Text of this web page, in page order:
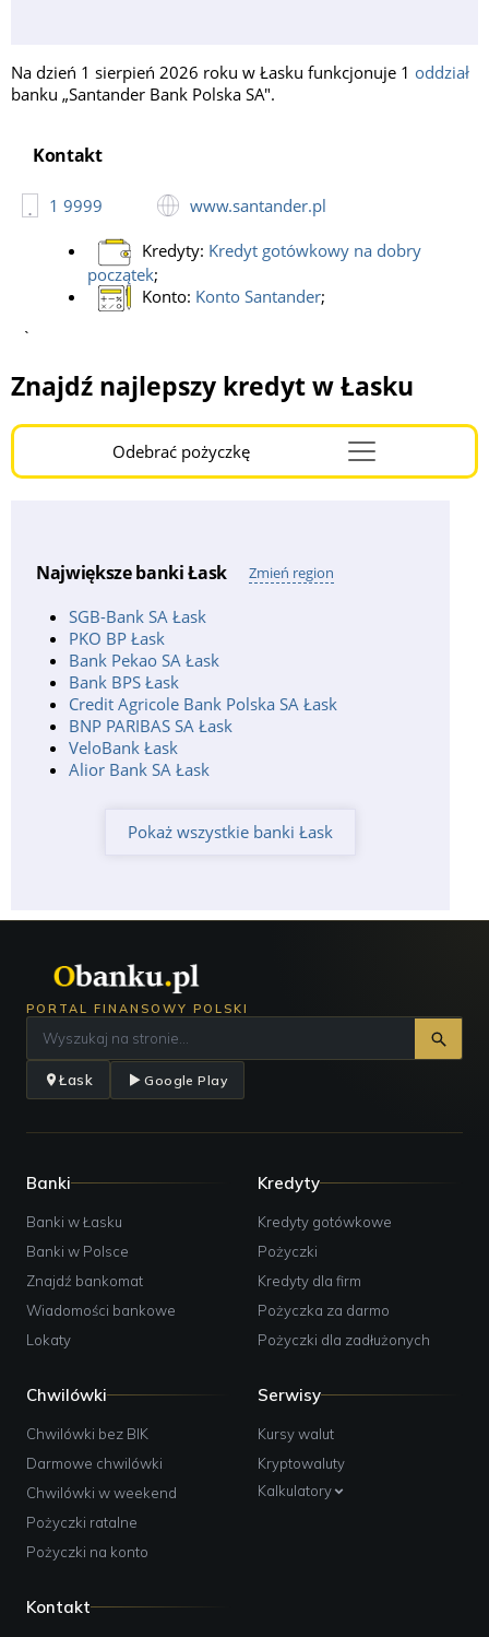
Na dzień 1 sierpień 2026 roku w Łasku funkcjonuje 1 oddział
banku „Santander Bank Polska SA".
Kontakt
1 9999 www.santander.pl
Kredyty: Kredyt gotówkowy na dobry
początek;
Konto: Konto Santander;
`
Znajdź najlepszy kredyt w Łasku
Odebrać pożyczkęMenu
Burger
Największe banki Łask Zmień region
SGB-Bank SA Łask
PKO BP Łask
Bank Pekao SA Łask
Bank BPS Łask
Credit Agricole Bank Polska SA Łask
BNP PARIBAS SA Łask
VeloBank Łask
Alior Bank SA Łask
Pokaż wszystkie banki Łask
PORTAL FINANSOWY POLSKI
Łask Google Play
Banki
Banki w Łasku
Banki w Polsce
Znajdź bankomat
Wiadomości bankowe
Lokaty
Kredyty
Kredyty gotówkowe
Pożyczki
Kredyty dla firm
Pożyczka za darmo
Pożyczki dla zadłużonych
Chwilówki
Chwilówki bez BIK
Darmowe chwilówki
Chwilówki w weekend
Pożyczki ratalne
Pożyczki na konto
Serwisy
Kursy walut
Kryptowaluty
Kalkulatory
Kontakt